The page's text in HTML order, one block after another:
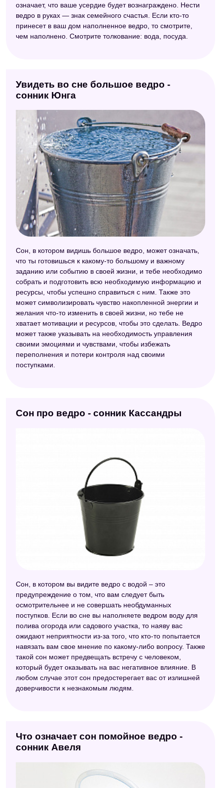
означает, что ваше усердие будет вознаграждено. Нести
ведро в руках — знак семейного счастья. Если кто-то
принесет в ваш дом наполненное ведро, то смотрите,
чем наполнено. Смотрите толкование: вода, посуда.
Увидеть во сне большое ведро -
сонник Юнга
Сон, в котором видишь большое ведро, может означать,
что ты готовишься к какому-то большому и важному
заданию или событию в своей жизни, и тебе необходимо
собрать и подготовить всю необходимую информацию и
ресурсы, чтобы успешно справиться с ним. Также это
может символизировать чувство накопленной энергии и
желания что-то изменить в своей жизни, но тебе не
хватает мотивации и ресурсов, чтобы это сделать. Ведро
может также указывать на необходимость управления
своими эмоциями и чувствами, чтобы избежать
переполнения и потери контроля над своими
поступками.
Сон про ведро - сонник Кассандры
Сон, в котором вы видите ведро с водой – это
предупреждение о том, что вам следует быть
осмотрительнее и не совершать необдуманных
поступков. Если во сне вы наполняете ведром воду для
полива огорода или садового участка, то наяву вас
ожидают неприятности из-за того, что кто-то попытается
навязать вам свое мнение по какому-либо вопросу. Также
такой сон может предвещать встречу с человеком,
который будет оказывать на вас негативное влияние. В
любом случае этот сон предостерегает вас от излишней
доверчивости к незнакомым людям.
Что означает сон помойное ведро -
сонник Авеля